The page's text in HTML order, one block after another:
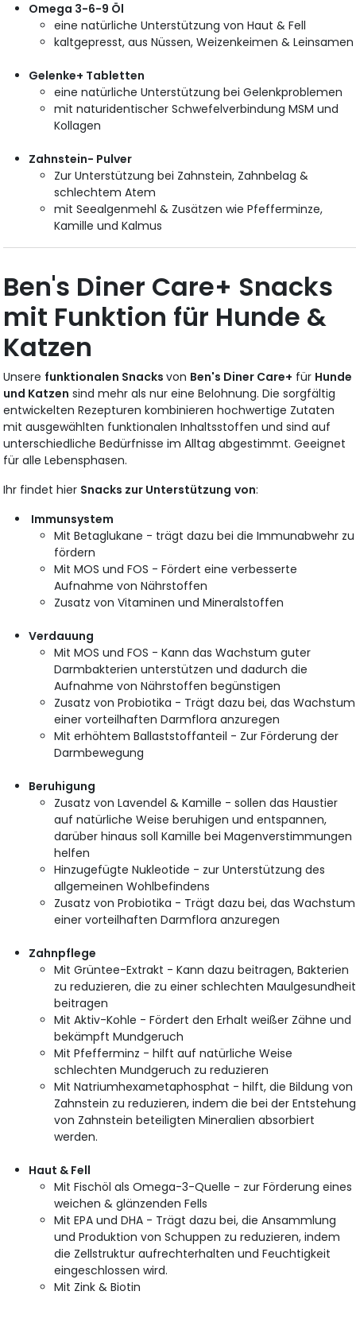
Omega 3-6-9 Öl
eine natürliche Unterstützung von Haut & Fell
kaltgepresst, aus Nüssen, Weizenkeimen & Leinsamen
Gelenke+ Tabletten
eine natürliche Unterstützung bei Gelenkproblemen
mit naturidentischer Schwefelverbindung MSM und
Kollagen
Zahnstein- Pulver
Zur Unterstützung bei Zahnstein, Zahnbelag &
schlechtem Atem
mit Seealgenmehl & Zusätzen wie Pfefferminze,
Kamille und Kalmus
Ben's Diner Care+ Snacks
mit Funktion für Hunde &
Katzen
Unsere funktionalen Snacksvon Ben's Diner Care+ für Hunde
und Katzen sind mehr als nur eine Belohnung. Die sorgfältig
entwickelten Rezepturen kombinieren hochwertige Zutaten
mit ausgewählten funktionalen Inhaltsstoffen und sind auf
unterschiedliche Bedürfnisse im Alltag abgestimmt. Geeignet
für alle Lebensphasen.
Ihr findet hier Snacks zur Unterstützung von:
Immunsystem
Mit Betaglukane - trägt dazu bei die Immunabwehr zu
fördern
Mit MOS und FOS - Fördert eine verbesserte
Aufnahme von Nährstoffen
Zusatz von Vitaminen und Mineralstoffen
Verdauung
Mit MOS und FOS - Kann das Wachstum guter
Darmbakterien unterstützen und dadurch die
Aufnahme von Nährstoffen begünstigen
Zusatz von Probiotika - Trägt dazu bei, das Wachstum
einer vorteilhaften Darmflora anzuregen
Mit erhöhtem Ballaststoffanteil - Zur Förderung der
Darmbewegung
Beruhigung
Zusatz von Lavendel & Kamille - sollen das Haustier
auf natürliche Weise beruhigen und entspannen,
darüber hinaus soll Kamille bei Magenverstimmungen
helfen
Hinzugefügte Nukleotide - zur Unterstützung des
allgemeinen Wohlbefindens
Zusatz von Probiotika - Trägt dazu bei, das Wachstum
einer vorteilhaften Darmflora anzuregen
Zahnpflege
Mit Grüntee-Extrakt - Kann dazu beitragen, Bakterien
zu reduzieren, die zu einer schlechten Maulgesundheit
beitragen
Mit Aktiv-Kohle - Fördert den Erhalt weißer Zähne und
bekämpft Mundgeruch
Mit Pfefferminz - hilft auf natürliche Weise
schlechten Mundgeruch zu reduzieren
Mit Natriumhexametaphosphat - hilft, die Bildung von
Zahnstein zu reduzieren, indem die bei der Entstehung
von Zahnstein beteiligten Mineralien absorbiert
werden.
Haut & Fell
Mit Fischöl als Omega-3-Quelle - zur Förderung eines
weichen & glänzenden Fells
Mit EPA und DHA - Trägt dazu bei, die Ansammlung
und Produktion von Schuppen zu reduzieren, indem
die Zellstruktur aufrechterhalten und Feuchtigkeit
eingeschlossen wird.
Mit Zink & Biotin